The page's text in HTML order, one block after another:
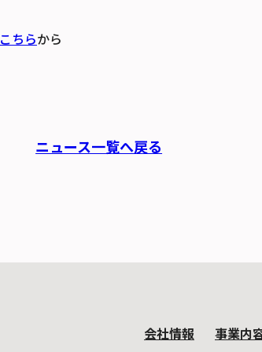
こちらから
ニュース一覧へ戻る
会社情報 事業内